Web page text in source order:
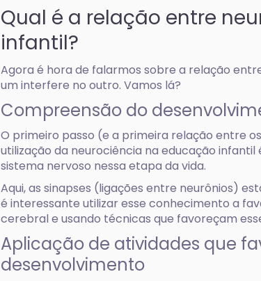
Qual é a relação entre
infantil?
Agora é hora de falarmos sobre a relação
um interfere no outro. Vamos lá?
Compreensão do
O primeiro passo (e a primeira relação entre
utilização da neurociência na educação
sistema nervoso nessa etapa da vida.
Aqui, as sinapses (ligações entre neurônios)
é interessante utilizar esse conhecimento a
cerebral e usando técnicas que favoreçam
Aplicação de atividades que
desenvolvimento